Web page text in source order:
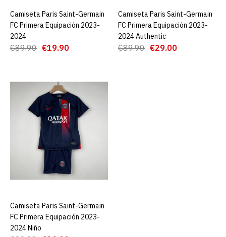
€89.00 €19.90
AGREGAR AL CARRO
AGREGAR AL CARRO
Camiseta Paris Saint-Germain
FC Primera Equipación 2023-
2024
€89.90 €19.90
AGREGAR AL CARRO
Camiseta Paris Saint-Germain
FC Primera Equipación 2023-
2024 Authentic
€89.90 €29.00
AGREGAR AL CARRO
Camiseta Paris Saint-Germain
FC Primera Equipación 2023-
2024 Niño